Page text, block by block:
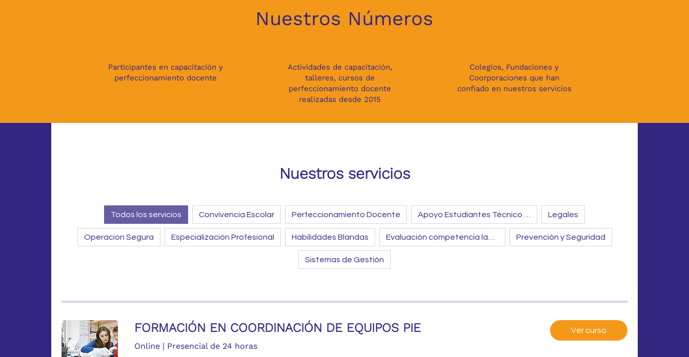
Nuestros Números
Participantes en capacitación y
perfeccionamiento docente
Actividades de capacitación,
talleres, cursos de
perfeccionamiento docente
realizadas desde 2015
Colegios, Fundaciones y
Coorporaciones que han
confiado en nuestros servicios
Nuestros servicios
Todos los servicios Convivencia Escolar Perfeccionamiento Docente Legales
Operacion Segura Especialización Profesional Habilidades Blandas Prevención y Seguridad
Sistemas de Gestión
FORMACIÓN EN COORDINACIÓN DE EQUIPOS PIE
Online | Presencial de 24 horas
Ver curso